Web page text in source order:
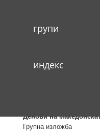
групи
индекс
Денови на
Групна изложба